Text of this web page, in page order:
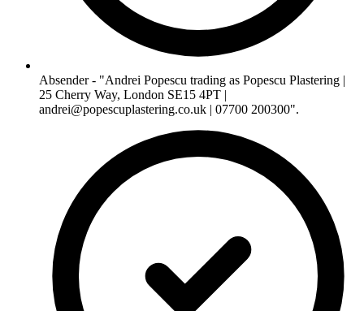
Absender - "Andrei Popescu trading as Popescu Plastering |
25 Cherry Way, London SE15 4PT |
andrei@popescuplastering.co.uk | 07700 200300".